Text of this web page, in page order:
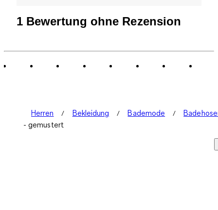
1 Bewertung ohne Rezension
Herren Bekleidung Bademode
- gemustert